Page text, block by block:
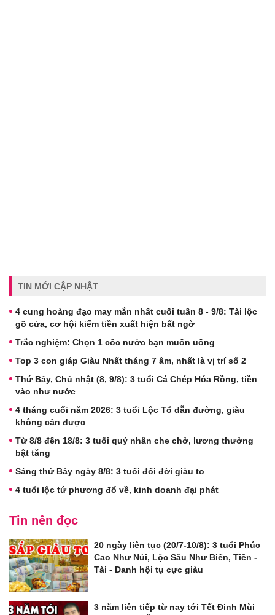
TIN MỚI CẬP NHẬT
4 cung hoàng đạo may mắn nhất cuối tuần 8 - 9/8: Tài lộc
gõ cửa, cơ hội kiếm tiền xuất hiện bất ngờ
Trắc nghiệm: Chọn 1 cốc nước bạn muốn uống
Top 3 con giáp Giàu Nhất tháng 7 âm, nhất là vị trí số 2
Thứ Bảy, Chủ nhật (8, 9/8): 3 tuổi Cá Chép Hóa Rồng, tiền
vào như nước
4 tháng cuối năm 2026: 3 tuổi Lộc Tổ dẫn đường, giàu
không cản được
Từ 8/8 đến 18/8: 3 tuổi quý nhân che chở, lương thưởng
bật tăng
Sáng thứ Bảy ngày 8/8: 3 tuổi đổi đời giàu to
4 tuổi lộc tứ phương đổ về, kinh doanh đại phát
Tin nên đọc
20 ngày liên tục (20/7-10/8): 3 tuổi Phúc
Cao Như Núi, Lộc Sâu Như Biển, Tiền -
Tài - Danh hội tụ cực giàu
3 năm liên tiếp từ nay tới Tết Đinh Mùi